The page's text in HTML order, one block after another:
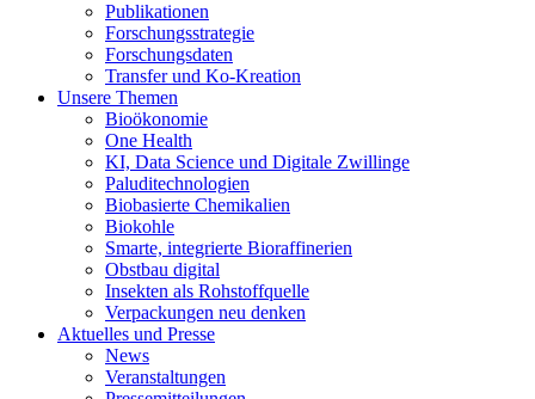
Publikationen
Forschungsstrategie
Forschungsdaten
Transfer und Ko-Kreation
Unsere Themen
Bioökonomie
One Health
KI, Data Science und Digitale Zwillinge
Paluditechnologien
Biobasierte Chemikalien
Biokohle
Smarte, integrierte Bioraffinerien
Obstbau digital
Insekten als Rohstoffquelle
Verpackungen neu denken
Aktuelles und Presse
News
Veranstaltungen